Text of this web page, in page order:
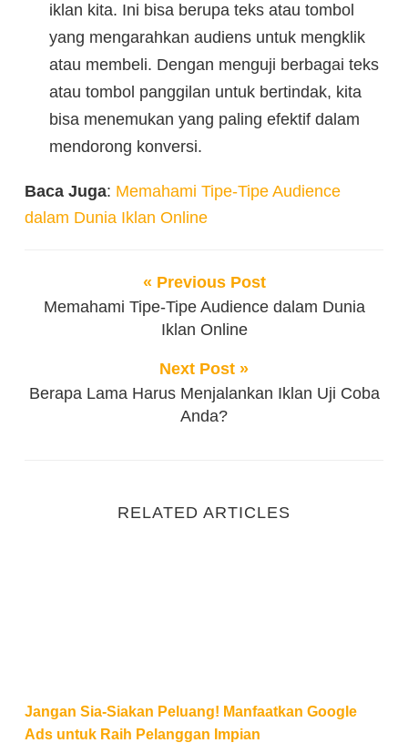
iklan kita. Ini bisa berupa teks atau tombol
yang mengarahkan audiens untuk mengklik
atau membeli. Dengan menguji berbagai teks
atau tombol panggilan untuk bertindak, kita
bisa menemukan yang paling efektif dalam
mendorong konversi.
Baca Juga: Memahami Tipe-Tipe Audience
dalam Dunia Iklan Online
« Previous Post
Memahami Tipe-Tipe Audience dalam Dunia
Iklan Online
Next Post »
Berapa Lama Harus Menjalankan Iklan Uji Coba
Anda?
RELATED ARTICLES
Jangan Sia-Siakan Peluang! Manfaatkan Google
Ads untuk Raih Pelanggan Impian